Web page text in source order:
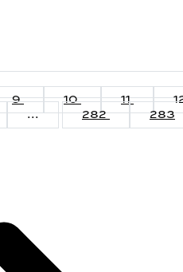
9 10 11
... 282 283